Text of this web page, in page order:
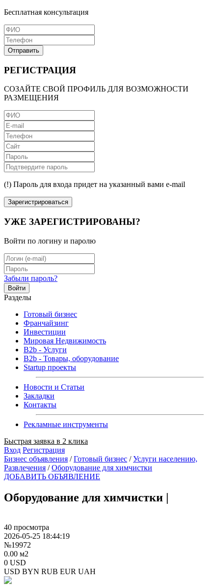
Бесплатная консультация
Отправить
РЕГИСТРАЦИЯ
СОЗАЙТЕ СВОЙ ПРОФИЛЬ ДЛЯ ВОЗМОЖНОСТИ
РАЗМЕЩЕНИЯ
(!) Пароль для входа придет на указанный вами e-mail
Зарегистрироваться
УЖЕ ЗАРЕГИСТРИРОВАНЫ?
Войти по логину и паролю
Забыли пароль?
Войти
Разделы
Готовый бизнес
Франчайзинг
Инвестиции
Мировая Недвижимость
B2b - Услуги
B2b - Товары, оборудование
Startup проекты
Новости и Статьи
Закладки
Контакты
Рекламные инструменты
Быстрая заявка в 2 клика
Вход Регистрация
Бизнес объявления /Готовый бизнес /Услуги населению,
Развлечения /Оборудование для химчистки
ДОБАВИТЬ ОБЪЯВЛЕНИЕ
Оборудование для химчистки |
40 просмотра
2026-05-25 18:44:19
№19972
0.00 м2
0 USD
USD BYN RUB EUR UAH